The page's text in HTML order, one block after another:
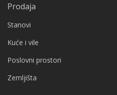
Prodaja
Stanovi
Kuće i vile
Poslovni prostori
Zemljišta